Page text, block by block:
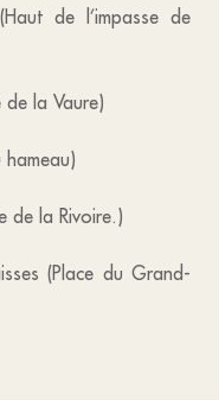
de l’impasse de
la Vaure)
de la Rivoire.)
(Place du Grand-